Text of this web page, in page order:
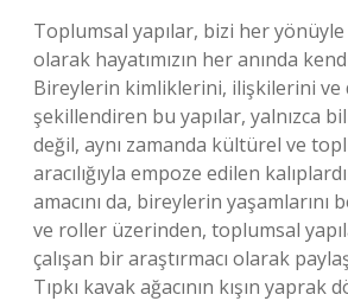
Toplumsal yapılar, bizi her
olarak hayatımızın her anında
Bireylerin kimliklerini, ilişkilerini ve
şekillendiren bu yapılar, yalnızca
değil, aynı zamanda kültürel ve
aracılığıyla empoze edilen
amacını da, bireylerin
ve roller üzerinden, toplumsal
çalışan bir araştırmacı olarak
Tıpkı kavak ağacının kışın yaprak